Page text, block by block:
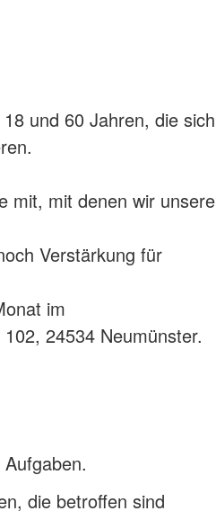
und 60 Jahren, die sich
mit, mit denen wir unsere
Verstärkung für
im
24534 Neumünster.
die betroffen sind